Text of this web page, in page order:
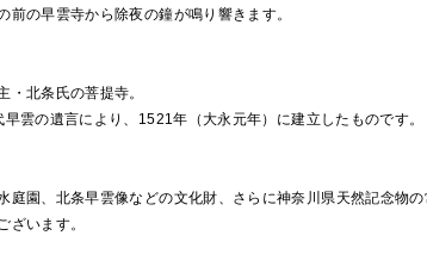
前の早雲寺から除夜の鐘が鳴り響きます。
・北条氏の菩提寺。
雲の遺言により、1521年（大永元年）に建立したものです。
庭園、北条早雲像などの文化財、さらに神奈川県天然記念物の
ざいます。